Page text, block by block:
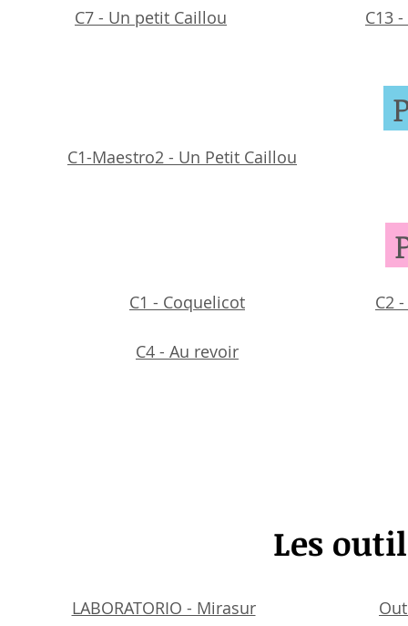
C7 - Un petit Caillou C13
C1-Maestro2 - Un Petit Caillou
C2
C4 - Au revoir
C1 - Coquelicot
Les
LABORATORIO - Mirasur